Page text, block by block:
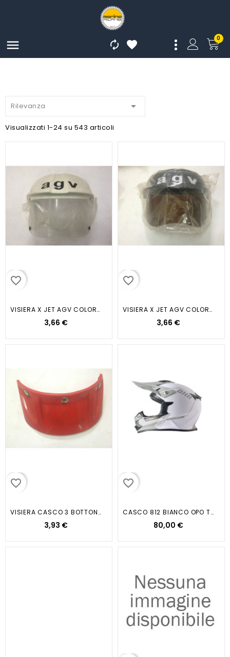
 0


Rilevanza 
Visualizzati 1-24 su 543 articoli
favorite_border
VISIERA X JET AGV COLORE BIANCO
3,66 €
favorite_border
VISIERA X JET AGV COLORE NERO
3,66 €
favorite_border
VISIERA CASCO 3 BOTTONI NERA O...
3,93 €
favorite_border
CASCO 812 BIANCO OPO TG.L
80,00 €